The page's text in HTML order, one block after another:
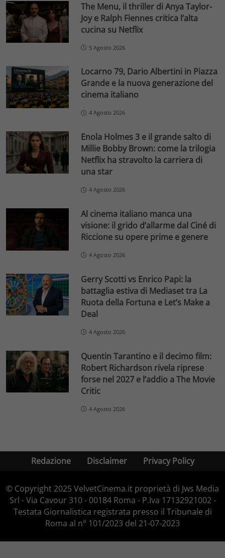
The Menu, il thriller di Anya Taylor-
Joy e Ralph Fiennes critica l’alta
cucina su Netflix
5 Agosto 2026
Locarno 79, Dario Albertini in Piazza
Grande e la nuova generazione del
cinema italiano
4 Agosto 2026
Enola Holmes 3 e il grande salto di
Millie Bobby Brown: come la trilogia
Netflix ha stravolto la carriera di
una star
4 Agosto 2026
Al cinema italiano manca una
visione: il grido d’allarme dal Ciné di
Riccione su opere prime e genere
4 Agosto 2026
Gerry Scotti vs Enrico Papi: la
battaglia estiva di Mediaset tra La
Ruota della Fortuna e Let’s Make a
Deal
4 Agosto 2026
Quentin Tarantino e il decimo film:
Robert Richardson rivela riprese
forse nel 2027 e l’addio a The Movie
Critic
4 Agosto 2026
Redazione Disclaimer Privacy Policy
© Copyright 2025 VelvetCinema.it proprietà di Jws Media
Srl - Via Cavour 310 - 00184 Roma - P.Iva 17132921002 -
Testata Giornalistica registrata presso il Tribunale di
Roma al n° 101/2023 del 21-07-2023